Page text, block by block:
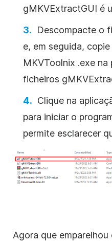
gMKVExtractGUI é
Descompacte o
e, em seguida,
MKVToolnix .exe
ficheiros
Clique na
para iniciar o
permite esclarecer
Agora que